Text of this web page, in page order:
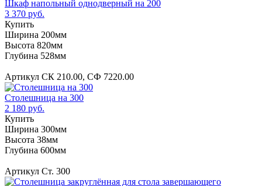
Шкаф напольный однодверный на 200
3 370 руб.
Купить
Ширина 200мм
Высота 820мм
Глубина 528мм
Артикул СК 210.00, СФ 7220.00
Столешница на 300
2 180 руб.
Купить
Ширина 300мм
Высота 38мм
Глубина 600мм
Артикул Ст. 300